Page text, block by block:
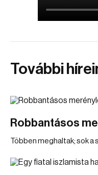
További
Robbantásos
Többen meghaltak; sok a